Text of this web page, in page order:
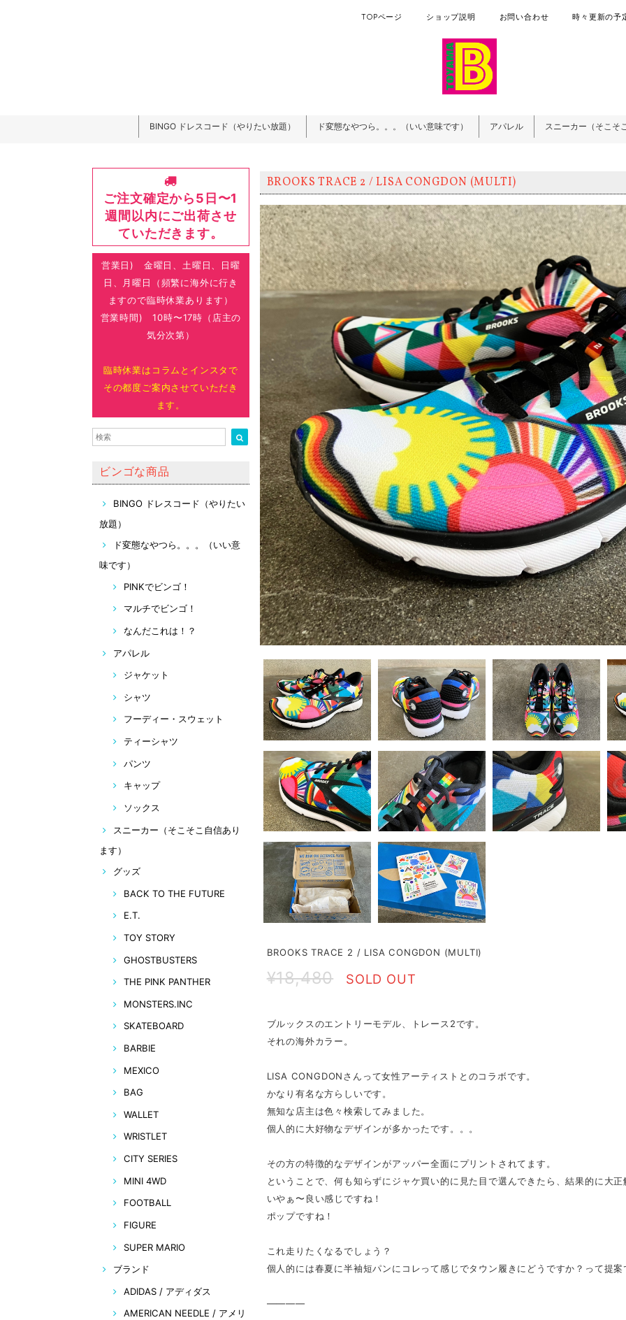
TOPページ ショップ説明 お問い合わせ 時々更新の予
BINGO ドレスコード（やりたい放題） ド変態なやつら。。。（いい意味です） アパレル スニーカー（そこそ
ご注文確定から5日〜1
週間以内にご出荷させ
ていただきます。
営業日) 金曜日、土曜日、日曜
日、月曜日（頻繁に海外に行き
ますので臨時休業あります）
営業時間) 10時〜17時（店主の
気分次第）
臨時休業はコラムとインスタで
その都度ご案内させていただき
ます。
ビンゴな商品
BINGO ドレスコード（やりたい
放題）
ド変態なやつら。。。（いい意
味です）
PINKでビンゴ！
マルチでビンゴ！
なんだこれは！？
アパレル
ジャケット
シャツ
フーディー・スウェット
ティーシャツ
パンツ
キャップ
ソックス
スニーカー（そこそこ自信あり
ます）
グッズ
BACK TO THE FUTURE
E.T.
TOY STORY
GHOSTBUSTERS
THE PINK PANTHER
MONSTERS.INC
SKATEBOARD
BARBIE
MEXICO
BAG
WALLET
WRISTLET
CITY SERIES
MINI 4WD
FOOTBALL
FIGURE
SUPER MARIO
ブランド
ADIDAS / アディダス
AMERICAN NEEDLE / アメリ
BROOKS TRACE 2 / LISA CONGDON (MULTI)
BROOKS TRACE 2 / LISA CONGDON (MULTI)
¥18,480 SOLD OUT
ブルックスのエントリーモデル、トレース2です。
それの海外カラー。
LISA CONGDONさんって女性アーティストとのコラボです。
かなり有名な方らしいです。
無知な店主は色々検索してみました。
個人的に大好物なデザインが多かったです。。。
その方の特徴的なデザインがアッパー全面にプリントされてます。
ということで、何も知らずにジャケ買い的に見た目で選んできたら、結果的に大正
いやぁ〜良い感じですね！
ポップですね！
これ走りたくなるでしょう？
個人的には春夏に半袖短パンにコレって感じでタウン履きにどうですか？って提案
————